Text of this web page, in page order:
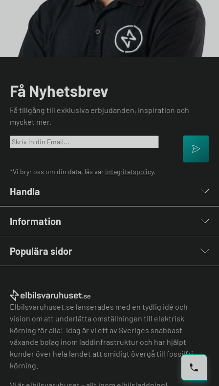
Få Nyhetsbrev
Få tillgång till exklusiva erbjudanden, inspiration och
mycket mer.
*Vi bryr oss om din data, läs vår integritetspolicy.
Handla
Laddkablar
Kabelhållare
Stolpar & Fästen
Portabla Laddare
Övriga tillbehör
Information
Kontakta oss
Vanliga frågor & svar
El-lexikon
Installation
Grön teknik bidrag
Lastbalansering
Köpvillkor
Köpvillkor batteri
Felanmälan
Hantera cookies
Populära sidor
Elbilsladdare företag
Laddbox bäst i test
Bilmärken
Jämför laddboxar
Jämför hembatterier
Elbilsvaruhuset.se lanserades med en tydlig idé och
vision om att underlätta omställningen till elektrisk
körning för alla! Idag är vi ett av Sveriges snabbast
växande bolag inom laddinfrastruktur och har hjälpt
kunder över hela landet att smidigt övergå till fossilfri
körning.